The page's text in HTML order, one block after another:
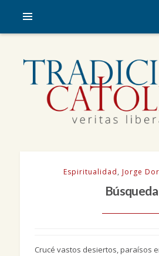
Espiritualidad, Jorge
Búsqueda
Crucé vastos desiertos, paraísos